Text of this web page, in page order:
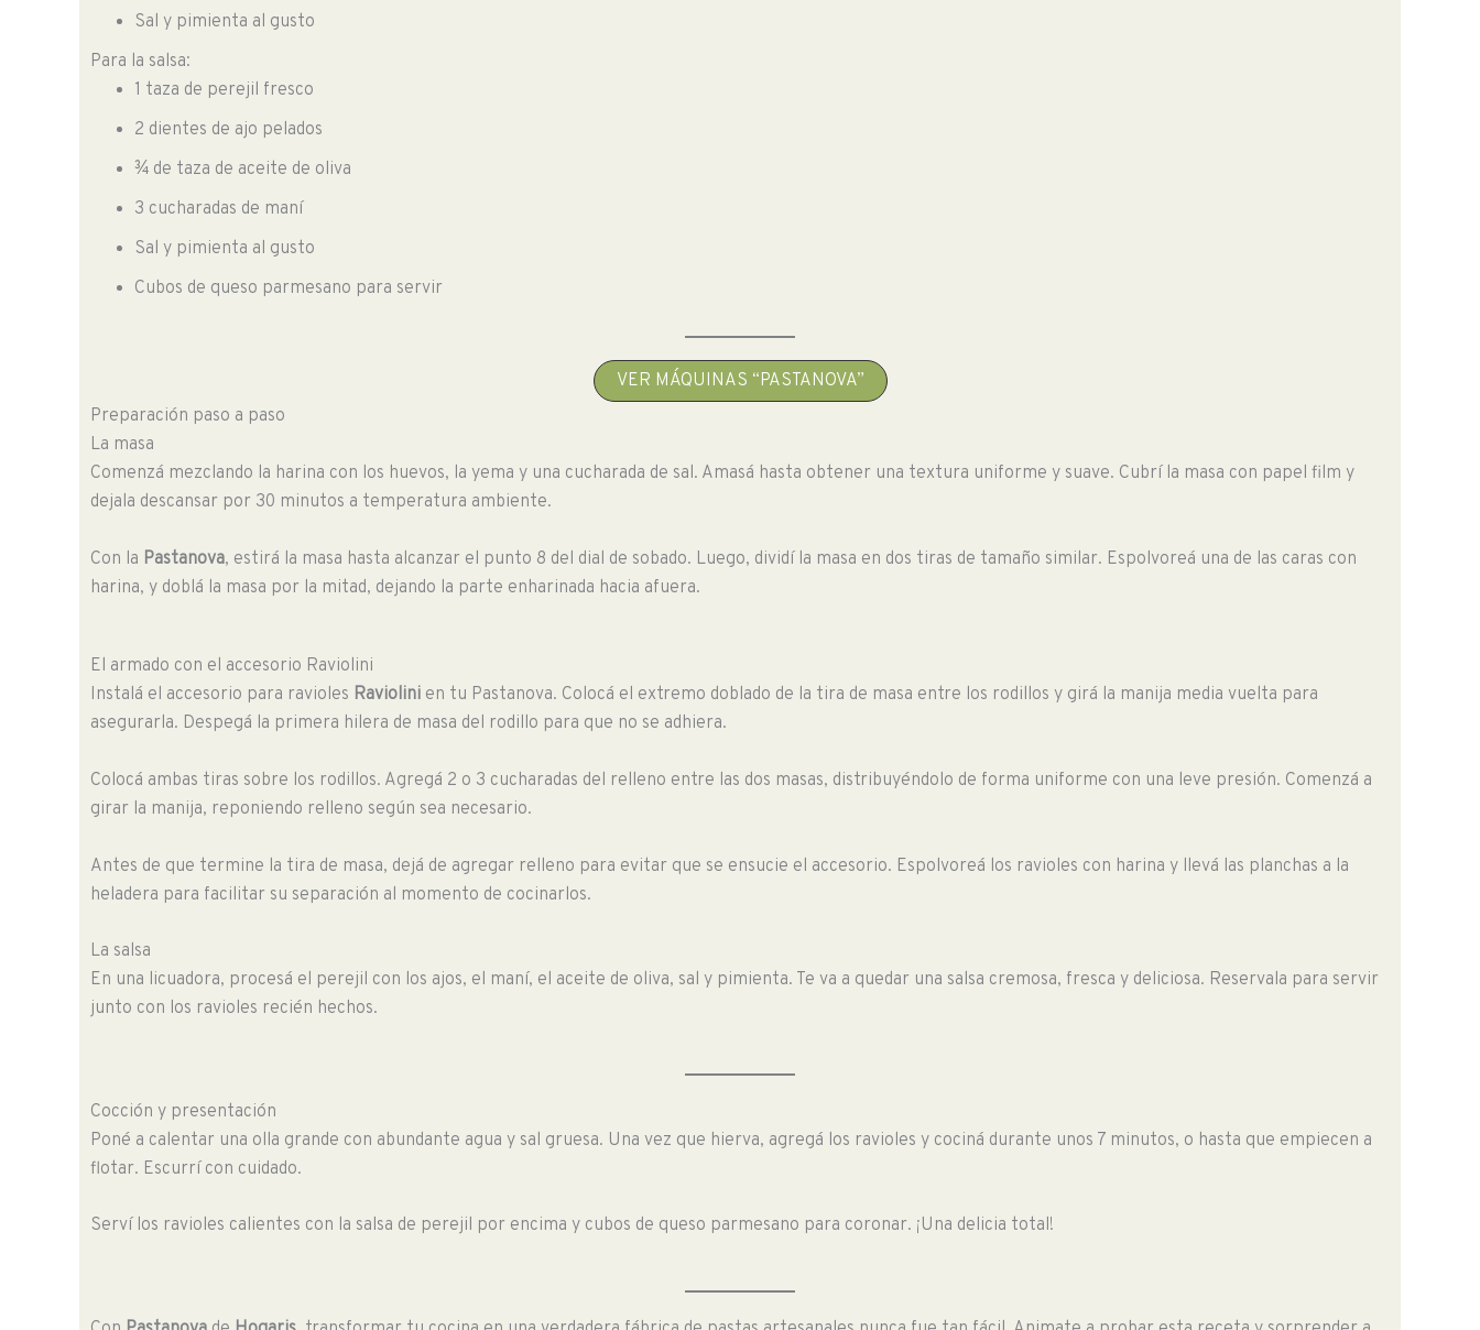
Sal y pimienta al gusto
Para la salsa:
1 taza de perejil fresco
2 dientes de ajo pelados
¾ de taza de aceite de oliva
3 cucharadas de maní
Sal y pimienta al gusto
Cubos de queso parmesano para servir
VER MÁQUINAS “PASTANOVA”
Preparación paso a paso
La masa
Comenzá mezclando la harina con los huevos, la yema y una cucharada de sal. Amasá hasta obtener una textura uniforme y suave. Cubrí la masa con papel film y
dejala descansar por 30 minutos a temperatura ambiente.
Con la Pastanova, estirá la masa hasta alcanzar el punto 8 del dial de sobado. Luego, dividí la masa en dos tiras de tamaño similar. Espolvoreá una de las caras con
harina, y doblá la masa por la mitad, dejando la parte enharinada hacia afuera.
El armado con el accesorio Raviolini
Instalá el accesorio para ravioles Raviolini en tu Pastanova. Colocá el extremo doblado de la tira de masa entre los rodillos y girá la manija media vuelta para
asegurarla. Despegá la primera hilera de masa del rodillo para que no se adhiera.
Colocá ambas tiras sobre los rodillos. Agregá 2 o 3 cucharadas del relleno entre las dos masas, distribuyéndolo de forma uniforme con una leve presión. Comenzá a
girar la manija, reponiendo relleno según sea necesario.
Antes de que termine la tira de masa, dejá de agregar relleno para evitar que se ensucie el accesorio. Espolvoreá los ravioles con harina y llevá las planchas a la
heladera para facilitar su separación al momento de cocinarlos.
La salsa
En una licuadora, procesá el perejil con los ajos, el maní, el aceite de oliva, sal y pimienta. Te va a quedar una salsa cremosa, fresca y deliciosa. Reservala para servir
junto con los ravioles recién hechos.
Cocción y presentación
Poné a calentar una olla grande con abundante agua y sal gruesa. Una vez que hierva, agregá los ravioles y cociná durante unos 7 minutos, o hasta que empiecen a
flotar. Escurrí con cuidado.
Serví los ravioles calientes con la salsa de perejil por encima y cubos de queso parmesano para coronar. ¡Una delicia total!